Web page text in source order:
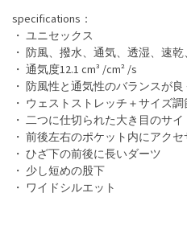
specifications：
・ ユニセックス
・ 防風、撥水、通気、透湿、速
・ 通気度12.1 cm³ /cm² /s
・ 防風性と通気性のバランスが
・ ウェストストレッチ＋サイズ
・ 二つに仕切られた大き目のサ
・ 前後左右のポケット内にアク
・ ひざ下の前後に長いダーツ
・ 少し短めの股下
・ ワイドシルエット